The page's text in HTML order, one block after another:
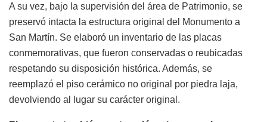
A su vez, bajo la supervisión del área de Patrimonio, se
preservó intacta la estructura original del Monumento a
San Martín. Se elaboró un inventario de las placas
conmemorativas, que fueron conservadas o reubicadas
respetando su disposición histórica. Además, se
reemplazó el piso cerámico no original por piedra laja,
devolviendo al lugar su carácter original.